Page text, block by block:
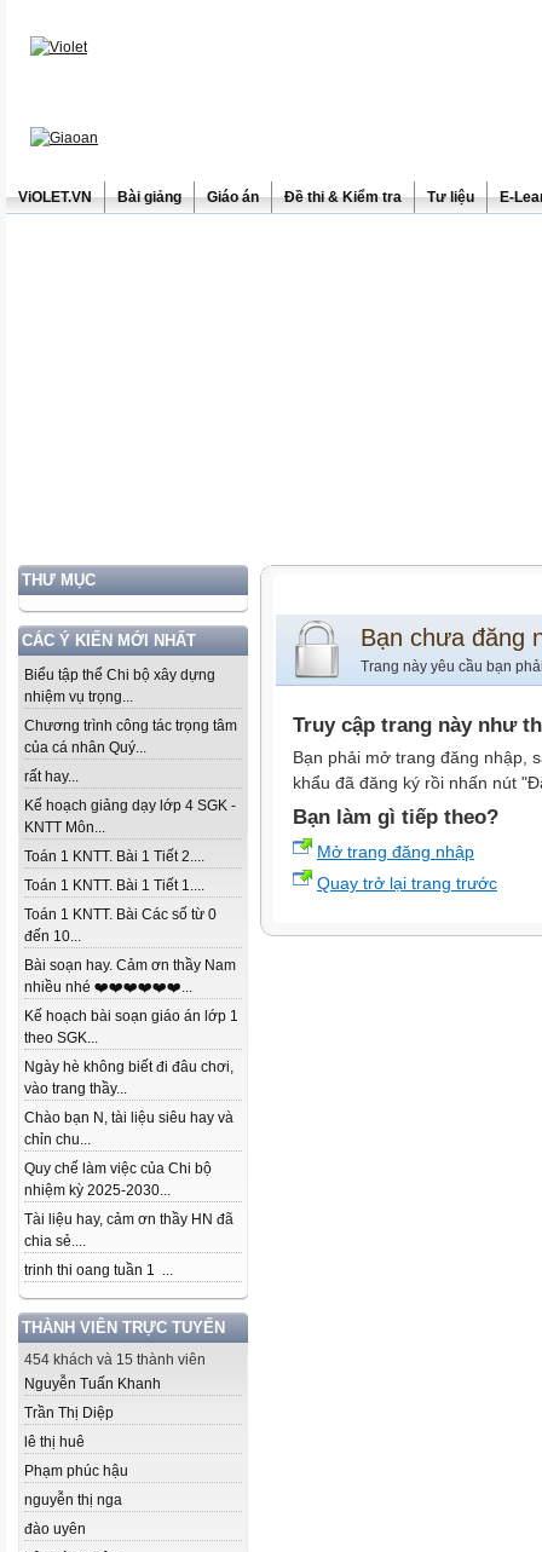
ViOLET.VN Bài giảng Giáo án Đề thi & Kiểm tra Tư liệu E-
THƯ MỤC
CÁC Ý KIẾN MỚI NHẤT
Biểu tập thể Chi bộ xây dựng
nhiệm vụ trọng...
Chương trình công tác trọng tâm
của cá nhân Quý...
rất hay...
Kế hoạch giảng dạy lớp 4 SGK -
KNTT Môn...
Toán 1 KNTT. Bài 1 Tiết 2....
Toán 1 KNTT. Bài 1 Tiết 1....
Toán 1 KNTT. Bài Các số từ 0
đến 10...
Bài soạn hay. Cảm ơn thầy Nam
nhiều nhé ❤️❤️❤️❤️❤️❤️...
Kế hoạch bài soạn giáo án lớp 1
theo SGK...
Ngày hè không biết đi đâu chơi,
vào trang thầy...
Chào bạn N, tài liệu siêu hay và
chỉn chu...
Quy chế làm việc của Chi bộ
nhiệm kỳ 2025-2030...
Tài liệu hay, cảm ơn thầy HN đã
chia sẻ....
trinh thi oang tuần 1 ...
THÀNH VIÊN TRỰC TUYẾN
454 khách và 15 thành viên
Nguyễn Tuấn Khanh
Trần Thị Diệp
lê thị huê
Phạm phúc hậu
nguyễn thị nga
đào uyên
Bạn chưa đăng
Trang này yêu cầu bạn
Truy cập trang này như
Bạn phải mở trang đăng nhập,
khẩu đã đăng ký rồi nhấn nút
Bạn làm gì tiếp theo?
Mở trang đăng nhập
Quay trở lại trang trước